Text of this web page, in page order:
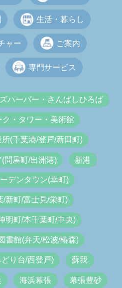
生活・暮らし
ャー ご案内
専門サービス
ハーバー・さんばしひろば
・タワー・美術館
(千葉港/登戸/新田町)
問屋町/出洲港) 新港
デンタウン(幸町)
/新町/富士見/栄町)
明町/本千葉町/中央)
書館(弁天/松波/椿森)
り台/西登戸) 蘇我
海浜幕張 幕張豊砂